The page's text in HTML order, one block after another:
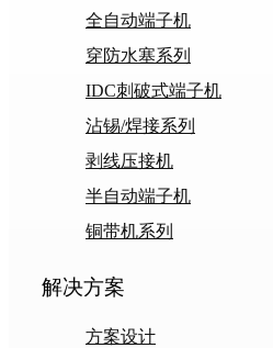
全自动端子机
穿防水塞系列
IDC刺破式端子机
沾锡/焊接系列
剥线压接机
半自动端子机
铜带机系列
解决方案
方案设计